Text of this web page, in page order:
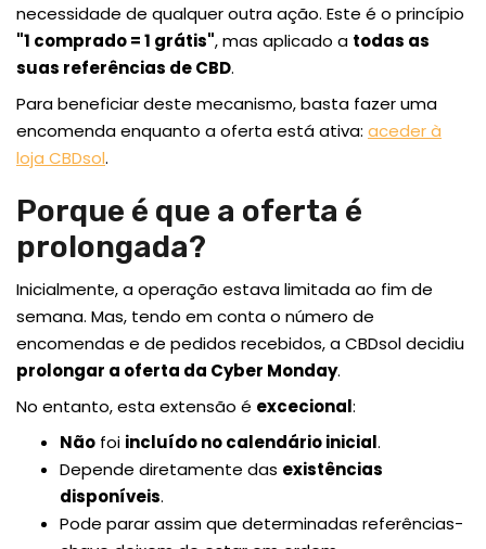
necessidade de qualquer outra ação. Este é o princípio
"1 comprado = 1 grátis", mas aplicado a todas as
suas referências de CBD.
Para beneficiar deste mecanismo, basta fazer uma
encomenda enquanto a oferta está ativa: aceder à
loja CBDsol.
Porque é que a oferta é
prolongada?
Inicialmente, a operação estava limitada ao fim de
semana. Mas, tendo em conta o número de
encomendas e de pedidos recebidos, a CBDsol decidiu
prolongar a oferta da Cyber Monday.
No entanto, esta extensão é excecional:
Não foi incluído no calendário inicial.
Depende diretamente das existências
disponíveis.
Pode parar assim que determinadas referências-